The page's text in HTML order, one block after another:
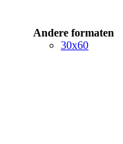
Andere formaten
30x60